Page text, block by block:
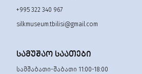
+995 322 340 967
silkmuseum.tbilisi@gmail.com
ᲡᲐᲛᲣᲨᲐᲝ ᲡᲐᲐᲗᲔᲑᲘ
სამშაბათი-შაბათი 11:00-18:00